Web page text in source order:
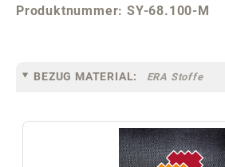
Produktnummer:SY-68.100-M
BEZUG MATERIAL: ERA Stoffe